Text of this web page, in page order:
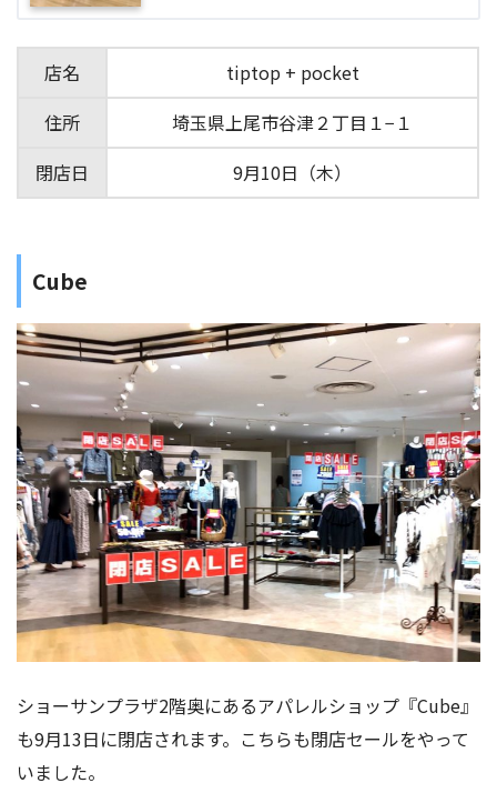
店名
tiptop + pocket
住所
埼玉県上尾市谷津２丁目１−１
閉店日
9月10日（木）
Cube
ショーサンプラザ2階奥にあるアパレルショップ『Cube』
も9月13日に閉店されます。こちらも閉店セールをやって
いました。